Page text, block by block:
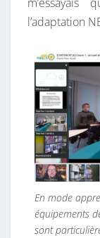
l’adaptation
En mode
équipements
sont